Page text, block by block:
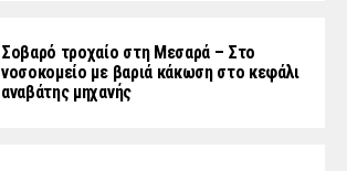
Σοβαρό τροχαίο στη Μεσαρά – Στο
νοσοκομείο με βαριά κάκωση στο κεφάλι
αναβάτης μηχανής